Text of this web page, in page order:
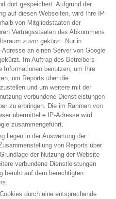
dort gespeichert. Aufgrund der
auf diesen Webseiten, wird Ihre IP-
von Mitgliedstaaten der
Vertragsstaaten des Abkommens
zuvor gekürzt. Nur in
an einen Server von Google
Im Auftrag des Betreibers
Informationen benutzen, um Ihre
um Reports über die
und um weitere mit der
verbundene Dienstleistungen
zu erbringen. Die im Rahmen von
übermittelte IP-Adresse wird
zusammengeführt.
liegen in der Auswertung der
von Reports über
der Nutzung der Website
verbundene Dienstleistungen
beruht auf dem berechtigten
durch eine entsprechende